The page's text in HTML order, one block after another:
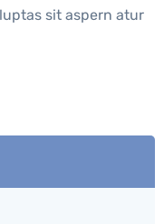
sit aspern atur